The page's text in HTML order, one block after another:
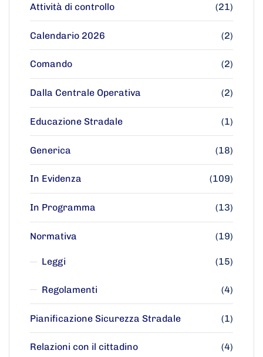
Attività di controllo (21)
Calendario 2026 (2)
Comando (2)
Dalla Centrale Operativa (2)
Educazione Stradale (1)
Generica (18)
In Evidenza (109)
In Programma (13)
Normativa (19)
Leggi (15)
Regolamenti (4)
Pianificazione Sicurezza Stradale (1)
Relazioni con il cittadino (4)